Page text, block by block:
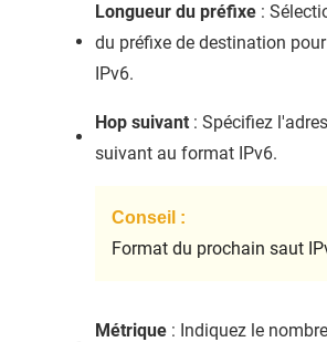
Longueur du préfixe :
du préfixe de destination
IPv6.
Hop suivant : Spécifiez
suivant au format IPv6.
Conseil :
Format du prochain saut
Métrique : Indiquez le